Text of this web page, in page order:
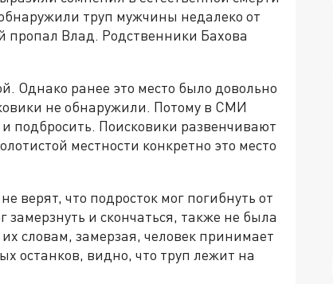
труп мужчины недалеко от
пропал Влад. Родственники Бахова
Однако ранее это место было довольно
не обнаружили. Потому в СМИ
подбросить. Поисковики развенчивают
местности конкретно это место
верят, что подросток мог погибнуть от
и скончаться, также не была
словам, замерзая, человек принимает
останков, видно, что труп лежит на